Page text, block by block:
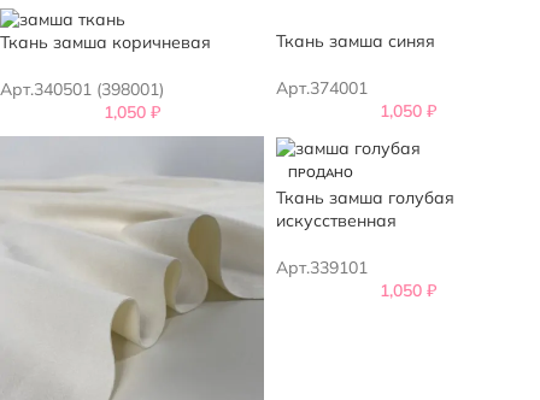
Ткань замша коричневая
Арт.340501 (398001)
1,050 ₽
Ткань замша синяя
Арт.374001
1,050 ₽
ПРОДАНО
Ткань замша голубая
искусственная
Арт.339101
1,050 ₽